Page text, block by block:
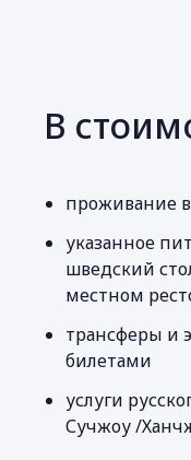
В
проживание
указанное
шведский
местном
трансферы и
билетами
услуги
Сучжоу /Ханчжоу/Чжанцзяцзе/Фэнхуане/